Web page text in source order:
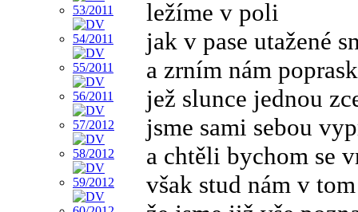
ležíme v poli
jak v pase utažené
a zrním nám
jež slunce jednou
jsme sami sebou
a chtěli bychom se
však stud nám v